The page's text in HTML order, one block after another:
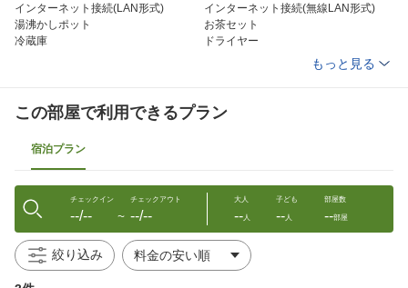
インターネット接続(LAN形式)
インターネット接続(無線LAN形式)
湯沸かしポット
お茶セット
冷蔵庫
ドライヤー
シャンプー
コンディショナー
ハミガキセット
カミソリ
バスタオル
スリッパ
もっと見る
この部屋で利用できるプラン
宿泊プラン
チェックイン
--/-- 〜
チェックアウト
--/--
大人
--人
子ども
-- 人
部屋数
--部屋
絞り込み